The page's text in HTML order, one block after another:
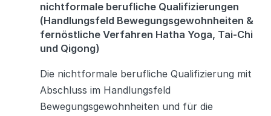
O
R
I
N
nichtformale berufliche Qualifizierungen
(Handlungsfeld Bewegungsgewohnheiten &
fernöstliche Verfahren Hatha Yoga, Tai-Chi
und Qigong)
Die nichtformale berufliche Qualifizierung mit
Abschluss im Handlungsfeld
Bewegungsgewohnheiten und für die